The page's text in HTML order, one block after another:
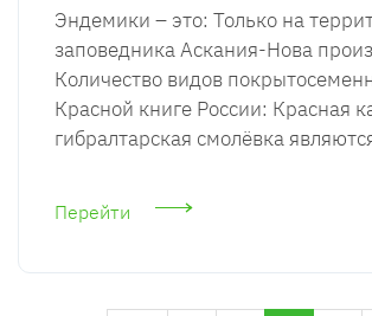
Эндемики – это: Только на
заповедника Аскания-Нова
Количество видов
Красной книге России: Красная
гибралтарская смолёвка
Перейти